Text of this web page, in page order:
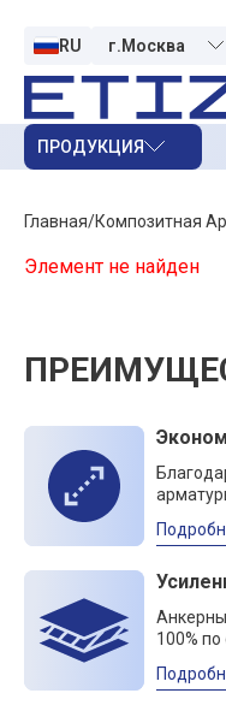
RU
ПРОДУКЦИЯ
Главная Композитная
Элемент не найден
100%